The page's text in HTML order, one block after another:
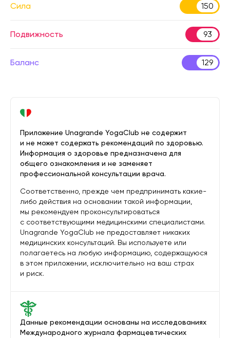
Сила 150
Подвижность 93
Баланс 129
Данные рекомендации основаны на исследованиях
Международного журнала фармацевтических
Приложение Unagrande YogaClub не содержит
и не может содержать рекомендаций по здоровью.
Информация о здоровье предназначена для
общего ознакомления и не заменяет
профессиональной консультации врача.
Соответственно, прежде чем предпринимать какие-
либо действия на основании такой информации,
мы рекомендуем проконсультироваться
с соответствующими медицинскими специалистами.
Unagrande YogaClub не предоставляет никаких
медицинских консультаций. Вы используете или
полагаетесь на любую информацию, содержащуюся
в этом приложении, исключительно на ваш страх
и риск.